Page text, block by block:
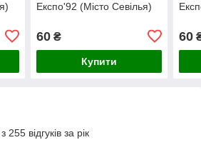
Експо'92 (Місто Севілья)
60₴
Купити
60
відгуків за рік